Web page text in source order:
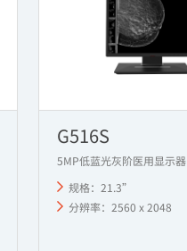
G516S
5MP低蓝光灰阶医用显示器
规格：21.3”
分辨率：2560 x 2048